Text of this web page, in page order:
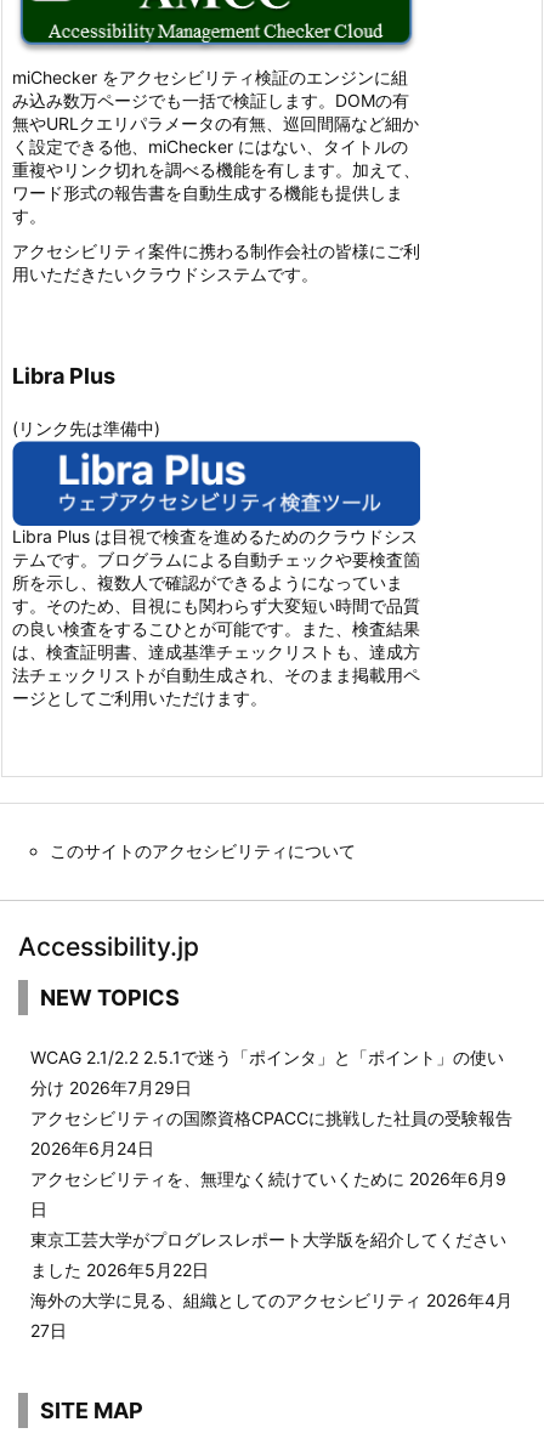
miChecker をアクセシビリティ検証のエンジンに組
み込み数万ページでも一括で検証します。DOMの有
無やURLクエリパラメータの有無、巡回間隔など細か
く設定できる他、miChecker にはない、タイトルの
重複やリンク切れを調べる機能を有します。加えて、
ワード形式の報告書を自動生成する機能も提供しま
す。
アクセシビリティ案件に携わる制作会社の皆様にご利
用いただきたいクラウドシステムです。
Libra Plus
(リンク先は準備中)
Libra Plus は目視で検査を進めるためのクラウドシス
テムです。ブログラムによる自動チェックや要検査箇
所を示し、複数人で確認ができるようになっていま
す。そのため、目視にも関わらず大変短い時間で品質
の良い検査をするこひとが可能です。また、検査結果
は、検査証明書、達成基準チェックリストも、達成方
法チェックリストが自動生成され、そのまま掲載用ペ
ージとしてご利用いただけます。
このサイトのアクセシビリティについて
Accessibility.jp
NEW TOPICS
WCAG 2.1/2.2 2.5.1で迷う「ポインタ」と「ポイント」の使い
分け 2026年7月29日
アクセシビリティの国際資格CPACCに挑戦した社員の受験報告
2026年6月24日
アクセシビリティを、無理なく続けていくために 2026年6月9
日
東京工芸大学がプログレスレポート大学版を紹介してください
ました 2026年5月22日
海外の大学に見る、組織としてのアクセシビリティ 2026年4月
27日
SITE MAP